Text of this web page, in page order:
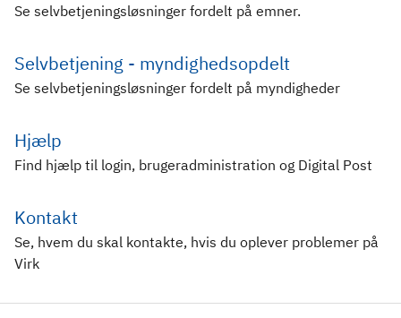
Se selvbetjeningsløsninger fordelt på emner.
Selvbetjening - myndighedsopdelt
Se selvbetjeningsløsninger fordelt på myndigheder
Hjælp
Find hjælp til login, brugeradministration og Digital Post
Kontakt
Se, hvem du skal kontakte, hvis du oplever problemer på
Virk